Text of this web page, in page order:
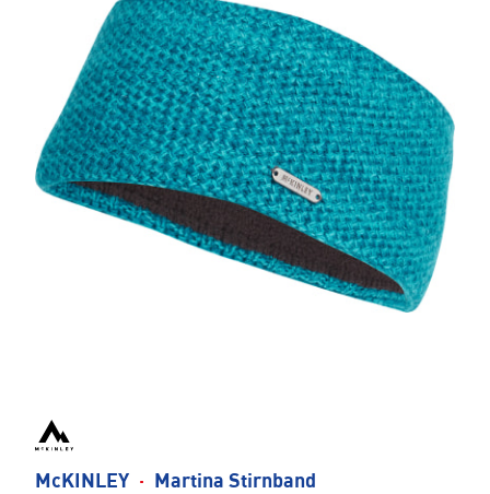
McKINLEY · Martina Stirnband